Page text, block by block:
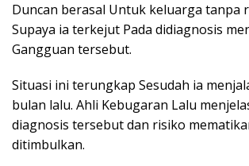
Duncan berasal Untuk keluarga tanpa
Supaya ia terkejut Pada didiagnosis
Gangguan tersebut.
Situasi ini terungkap Sesudah ia
bulan lalu. Ahli Kebugaran Lalu
diagnosis tersebut dan risiko
ditimbulkan.